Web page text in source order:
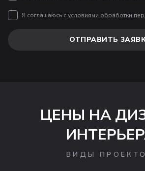
Я соглашаюсь сусловиями обработки
ОТПРАВИТЬ
ЦЕНЫ НА
ВИДЫ